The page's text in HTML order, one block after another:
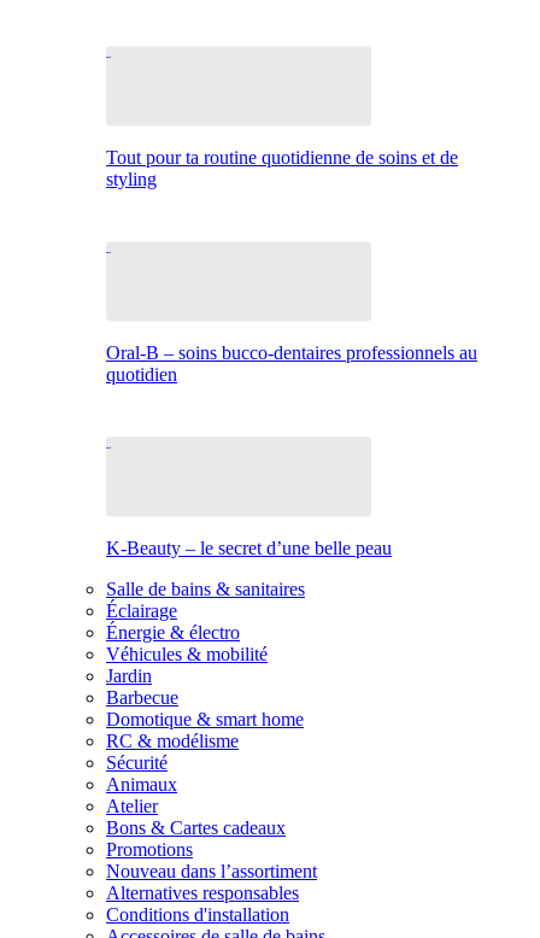
Tout pour ta routine quotidienne de soins et de
styling
Oral-B – soins bucco-dentaires professionnels au
quotidien
K-Beauty – le secret d’une belle peau
Salle de bains & sanitaires
Éclairage
Énergie & électro
Véhicules & mobilité
Jardin
Barbecue
Domotique & smart home
RC & modélisme
Sécurité
Animaux
Atelier
Bons & Cartes cadeaux
Promotions
Nouveau dans l’assortiment
Alternatives responsables
Conditions d'installation